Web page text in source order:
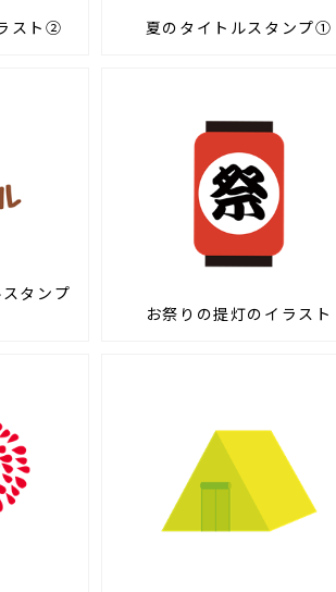
スト② 夏のタイトルスタンプ①
タンプ
お祭りの提灯のイラスト